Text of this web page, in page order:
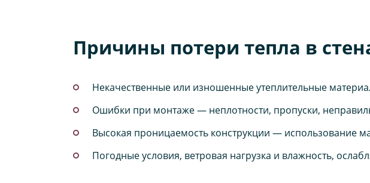
Причины потери тепла в
Некачественные или изношенные утеплительные
Ошибки при монтаже — неплотности, пропуски,
Высокая проницаемость конструкции — использование
Погодные условия, ветровая нагрузка и влажность,